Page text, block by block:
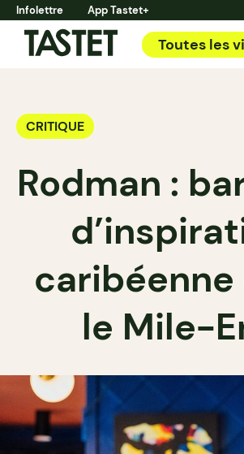
Infolettre App Tastet+
Toutes les
CRITIQUE
Rodman :
caribéenne
le Mile-